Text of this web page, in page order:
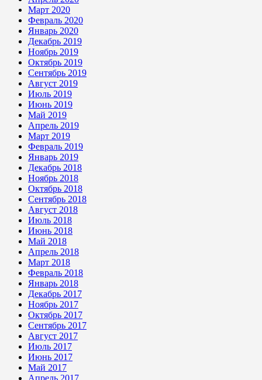
Март 2020
Февраль 2020
Январь 2020
Декабрь 2019
Ноябрь 2019
Октябрь 2019
Сентябрь 2019
Август 2019
Июль 2019
Июнь 2019
Май 2019
Апрель 2019
Март 2019
Февраль 2019
Январь 2019
Декабрь 2018
Ноябрь 2018
Октябрь 2018
Сентябрь 2018
Август 2018
Июль 2018
Июнь 2018
Май 2018
Апрель 2018
Март 2018
Февраль 2018
Январь 2018
Декабрь 2017
Ноябрь 2017
Октябрь 2017
Сентябрь 2017
Август 2017
Июль 2017
Июнь 2017
Май 2017
Апрель 2017